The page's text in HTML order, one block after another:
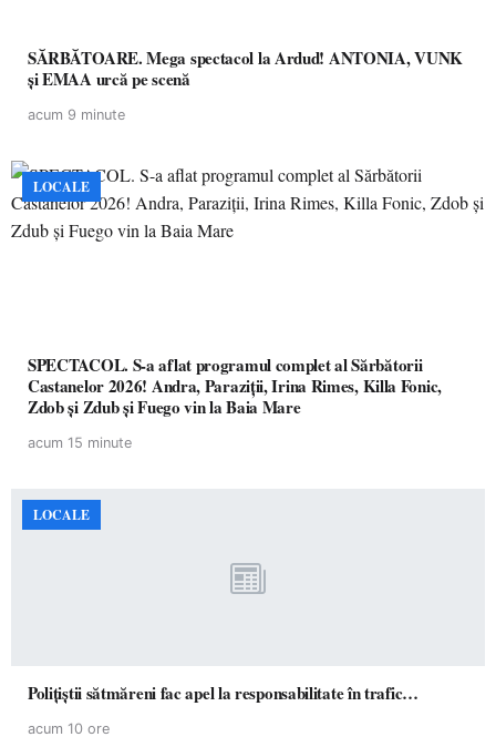
SĂRBĂTOARE. Mega spectacol la Ardud! ANTONIA, VUNK
și EMAA urcă pe scenă
acum 9 minute
LOCALE
SPECTACOL. S-a aflat programul complet al Sărbătorii
Castanelor 2026! Andra, Paraziții, Irina Rimes, Killa Fonic,
Zdob și Zdub și Fuego vin la Baia Mare
acum 15 minute
LOCALE
Polițiștii sătmăreni fac apel la responsabilitate în trafic…
acum 10 ore